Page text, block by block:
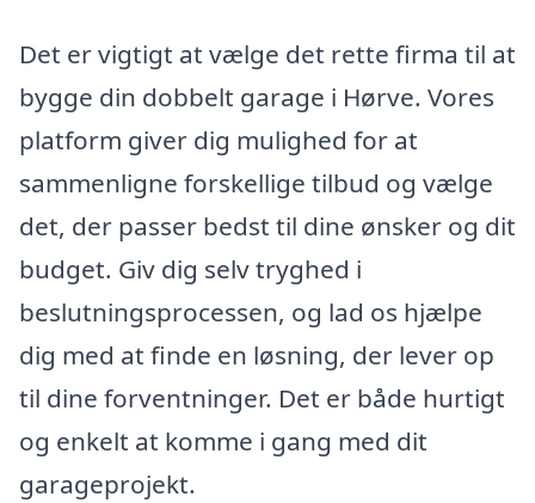
Det er vigtigt at vælge det rette firma til at
bygge din dobbelt garage i Hørve. Vores
platform giver dig mulighed for at
sammenligne forskellige tilbud og vælge
det, der passer bedst til dine ønsker og dit
budget. Giv dig selv tryghed i
beslutningsprocessen, og lad os hjælpe
dig med at finde en løsning, der lever op
til dine forventninger. Det er både hurtigt
og enkelt at komme i gang med dit
garageprojekt.